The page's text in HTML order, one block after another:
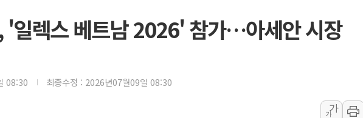
李대통령, 오늘 부동산 정책
[오늘의 정치일정] 8월 7일(금)
[오늘의 국회일정] 상임위·세
이란, 美·이스라엘 선박 호르
유럽증시, 견조한 실적 소화
리투아니아 국방 "러, 우크라
'일렉스 베트남 2026' 참가…아세안 시장
08:30 최종수정 : 2026년07월09일 08:30
가
가